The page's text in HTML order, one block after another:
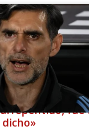
arrepentido, fue